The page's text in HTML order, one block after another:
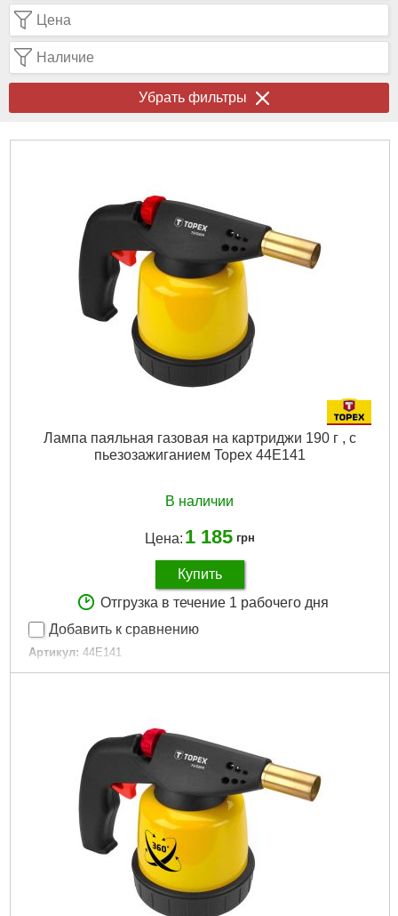
Цена
Наличие
Убрать фильтры
Лампа паяльная газовая на картриджи 190 г , с
пьезозажиганием Topex 44E141
В наличии
Цена: 1 185 грн
Купить
Отгрузка в течение 1 рабочего дня
Добавить к сравнению
Артикул: 44E141
Код товара: 17.29.18
Рабочая температура: 1350°C
Расход газа:
180 g/h
Вес газового картриджа:
Габариты упаковки: 240x160x110 мм
Вес брутто:
730 г
Подробнее...